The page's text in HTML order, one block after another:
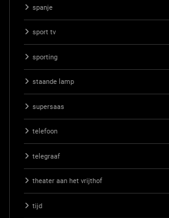
spanje
sport tv
sporting
staande lamp
supersaas
telefoon
telegraaf
theater aan het vrijthof
tijd